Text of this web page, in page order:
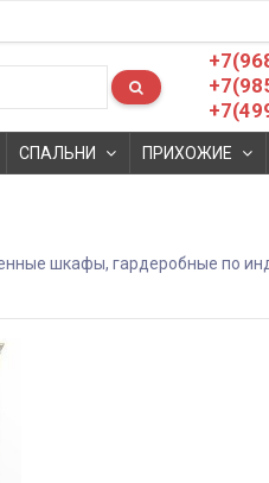
СПАЛЬНИ ПРИХОЖИЕ
шкафы, гардеробные по